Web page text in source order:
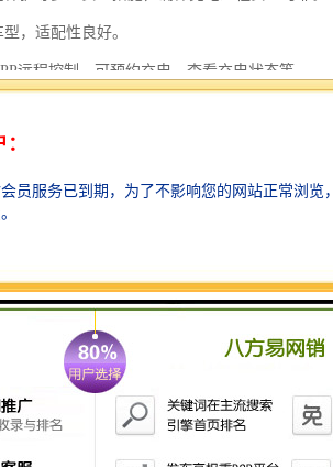
，适配性良好。
远程控制，可预约充电、查看充电状态等。
庭电网冲击较小，适合长期使用。
，日常维护需求少。
，既经济又环保。